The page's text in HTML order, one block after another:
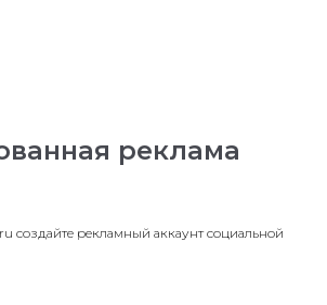
реклама
создайте рекламный аккаунт социальной